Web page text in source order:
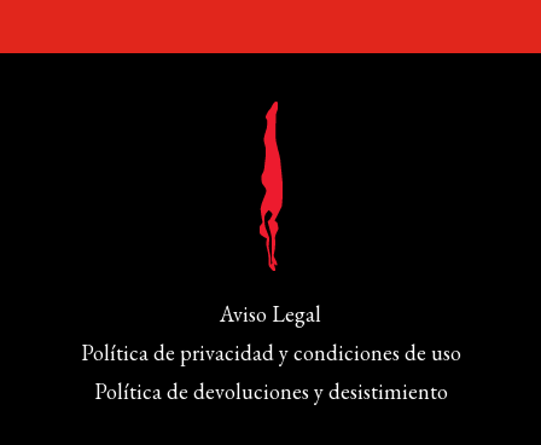
Aviso Legal
Política de privacidad y condiciones de uso
Política de devoluciones y desistimiento